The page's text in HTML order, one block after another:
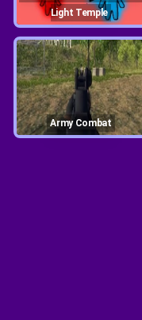
Light Temple
Army Combat